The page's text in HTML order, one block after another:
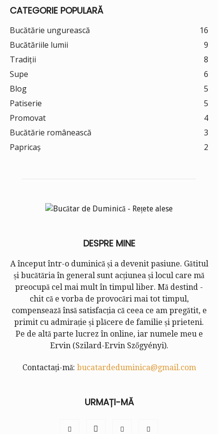
CATEGORIE POPULARĂ
Bucătărie ungurească
16
Bucătăriile lumii
9
Tradiții
8
Supe
6
Blog
5
Patiserie
5
Promovat
4
Bucătărie românească
3
Papricaș
2
DESPRE MINE
A început într-o duminică și a devenit pasiune. Gătitul
și bucătăria în general sunt acțiunea și locul care mă
preocupă cel mai mult în timpul liber. Mă destind -
chit că e vorba de provocări mai tot timpul,
compensează însă satisfacția că ceea ce am pregătit, e
primit cu admirație și plăcere de familie și prieteni.
Pe de altă parte lucrez în online, iar numele meu e
Ervin (Szilard-Ervin Szőgyényi).
Contactați-mă: bucatardeduminica@gmail.com
URMAȚI-MĂ